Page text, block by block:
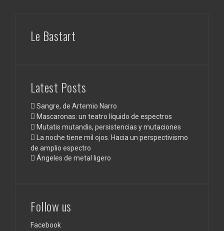
Le Bastart
Latest Posts
Sangre, de Artemio Narro
Mascaronas: un teatro líquido de espectros
Mutatis mutandis, persistencias y mutaciones
La noche tiene mil ojos. Hacia un perspectivismo
de amplio espectro
Ángeles de metal ligero
Follow us
Facebook